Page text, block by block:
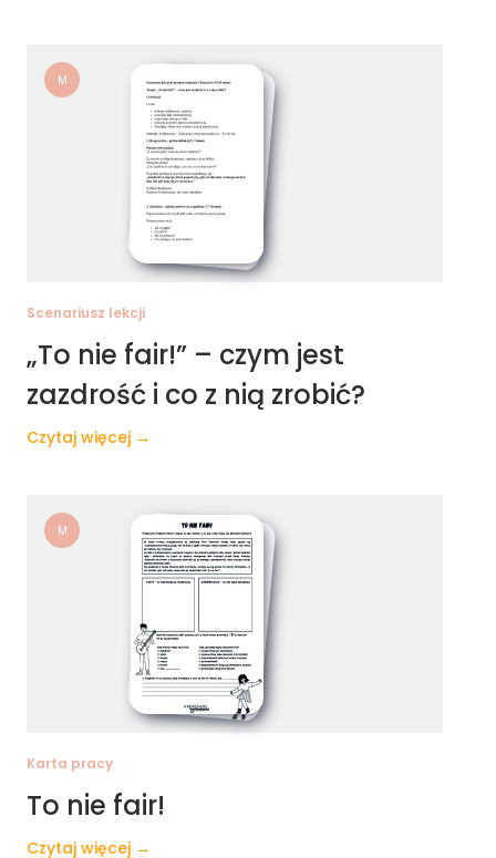
M
Scenariusz lekcji
„To nie fair!” – czym jest
zazdrość i co z nią zrobić?
Czytaj więcej →
M
Karta pracy
To nie fair!
Czytaj więcej →